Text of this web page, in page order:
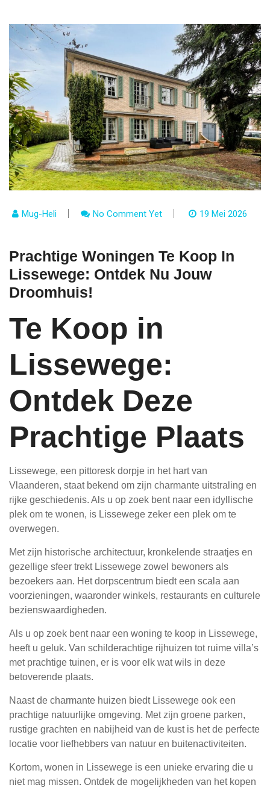
Mug-Heli No Comment Yet 19 Mei 2026
Prachtige Woningen Te Koop In
Lissewege: Ontdek Nu Jouw
Droomhuis!
Te Koop in
Lissewege:
Ontdek Deze
Prachtige Plaats
Lissewege, een pittoresk dorpje in het hart van
Vlaanderen, staat bekend om zijn charmante uitstraling en
rijke geschiedenis. Als u op zoek bent naar een idyllische
plek om te wonen, is Lissewege zeker een plek om te
overwegen.
Met zijn historische architectuur, kronkelende straatjes en
gezellige sfeer trekt Lissewege zowel bewoners als
bezoekers aan. Het dorpscentrum biedt een scala aan
voorzieningen, waaronder winkels, restaurants en culturele
bezienswaardigheden.
Als u op zoek bent naar een woning te koop in Lissewege,
heeft u geluk. Van schilderachtige rijhuizen tot ruime villa’s
met prachtige tuinen, er is voor elk wat wils in deze
betoverende plaats.
Naast de charmante huizen biedt Lissewege ook een
prachtige natuurlijke omgeving. Met zijn groene parken,
rustige grachten en nabijheid van de kust is het de perfecte
locatie voor liefhebbers van natuur en buitenactiviteiten.
Kortom, wonen in Lissewege is een unieke ervaring die u
niet mag missen. Ontdek de mogelijkheden van het kopen